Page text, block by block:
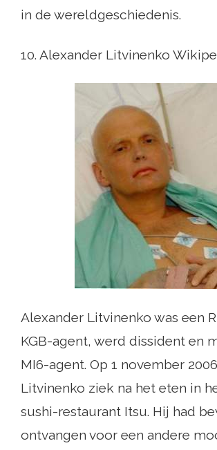
in de wereldgeschiedenis.
10. Alexander Litvinenko
Alexander Litvinenko was een
KGB-agent, werd dissident en
MI6-agent. Op 1 november
Litvinenko ziek na het eten in
sushi-restaurant Itsu. Hij had
ontvangen voor een andere